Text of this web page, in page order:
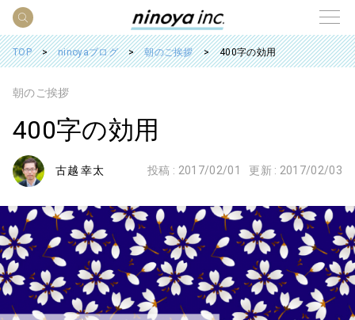
TOP ninoyaブログ 朝のご挨拶 400字の効用
朝のご挨拶
400字の効用
古越 幸太 投稿 : 2017/02/01 更新 : 2017/02/03